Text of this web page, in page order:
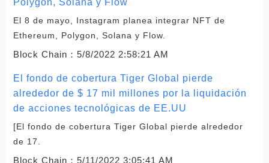
El 8 de mayo, Instagram planea integrar NFT de
Ethereum, Polygon, Solana y Flow.
Block Chain： 5/8/2022 2:58:21 AM
El fondo de cobertura Tiger Global pierde
alrededor de $ 17 mil millones por la liquidación
de acciones tecnológicas de EE.UU
[El fondo de cobertura Tiger Global pierde alrededor
de 17.
Block Chain： 5/11/2022 3:05:41 AM